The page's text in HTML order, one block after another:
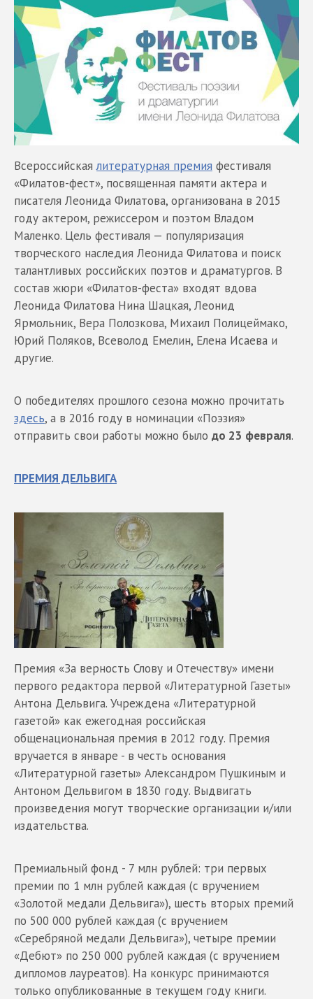
Всероссийскаялитературная премия фестиваля
«Филатов-фест», посвященная памяти актера и
писателя Леонида Филатова, организована в 2015
году актером, режиссером и поэтом Владом
Маленко. Цель фестиваля — популяризация
творческого наследия Леонида Филатова и поиск
талантливых российских поэтов и драматургов. В
состав жюри «Филатов-феста» входят вдова
Леонида Филатова Нина Шацкая, Леонид
Ярмольник, Вера Полозкова, Михаил Полицеймако,
Юрий Поляков, Всеволод Емелин, Елена Исаева и
другие.
О победителях прошлого сезона можно прочитать
здесь, а в 2016 году в номинации «Поэзия»
отправить свои работы можно было до 23 февраля.
ПРЕМИЯ ДЕЛЬВИГА
Премия «За верность Слову и Отечеству» имени
первого редактора первой «Литературной Газеты»
Антона Дельвига. Учреждена «Литературной
газетой» как ежегодная российская
общенациональная премия в 2012 году. Премия
вручается в январе - в честь основания
«Литературной газеты» Александром Пушкиным и
Антоном Дельвигом в 1830 году. Выдвигать
произведения могут творческие организации и/или
издательства.
Премиальный фонд - 7 млн рублей: три первых
премии по 1 млн рублей каждая (с вручением
«Золотой медали Дельвига»), шесть вторых премий
по 500 000 рублей каждая (с вручением
«Серебряной медали Дельвига»), четыре премии
«Дебют» по 250 000 рублей каждая (с вручением
дипломов лауреатов). На конкурс принимаются
только опубликованные в текущем году книги.